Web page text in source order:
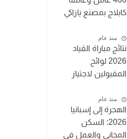
كابلاج بمصنع يازاكي
وCDD ابتداءً من
الإعدادي
منذ عام
نتائج مباراة القياد
2026 لوائح
المقبولين لاجتياز
قائد متدرب)
منذ عام
الهجرة إلى إسبانيا
2026: السكن
المجاني والعمل في